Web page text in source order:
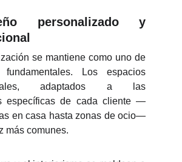
personalizado y
se mantiene como uno de
Los espacios
adaptados a las
específicas de cada cliente —
en casa hasta zonas de ocio—
más comunes.